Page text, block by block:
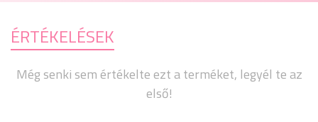
ÉRTÉKELÉSEK
Még senki sem értékelte ezt a terméket, legyél te az
első!